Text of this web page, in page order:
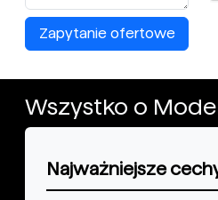
Zapytanie ofertowe
Wszystko o
Najważniejsze